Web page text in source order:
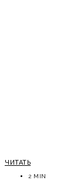
ЧИТАТЬ
2 MIN